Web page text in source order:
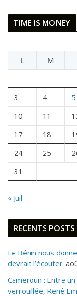
E
I
U
F
S
TIME IS MONEY
L
M
3
4 5
10
11
17
18
24
25
31
« Juil
RECENTS POSTS
Le Bénin nous
devrait l’écouter.
Cameroun : Entre
verrouillée, René